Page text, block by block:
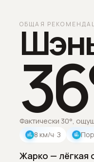
ОБЩАЯ
36
Фактически 30°,
8 км/ч· З
Жарко — лёгкая